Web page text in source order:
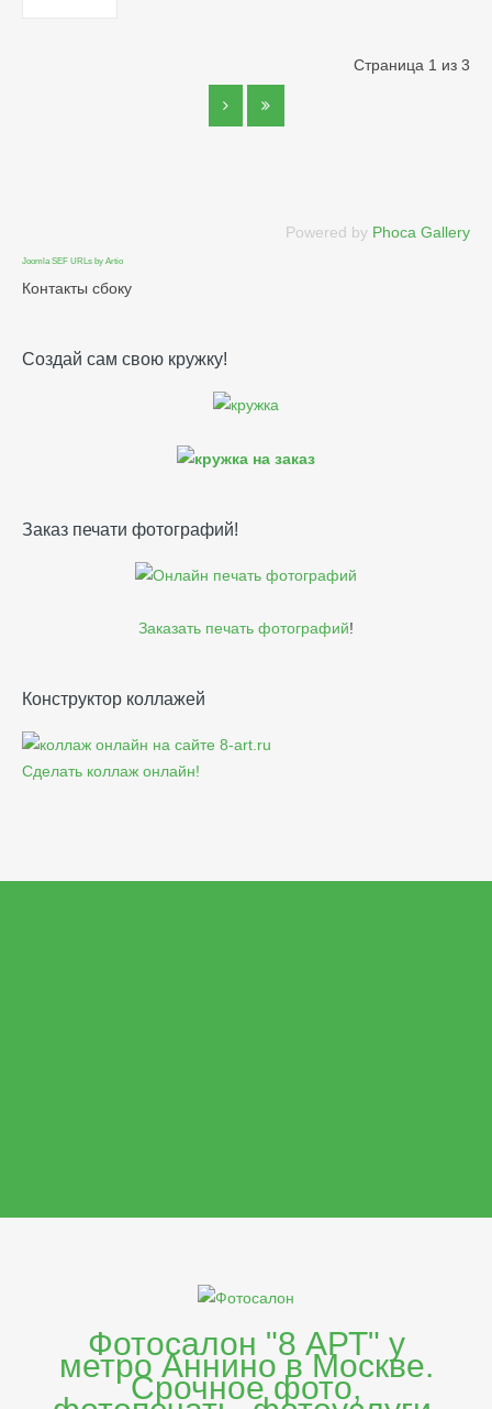
Страница 1 из 3
Powered by Phoca Gallery
Joomla SEF URLs by Artio
Контакты сбоку
Создай сам свою кружку!
Заказ печати фотографий!
Заказать печать фотографий!
Конструктор коллажей
Сделать коллаж онлайн!
Фотосалон "8 АРТ" у
метро Аннино в Москве.
Срочное фото,